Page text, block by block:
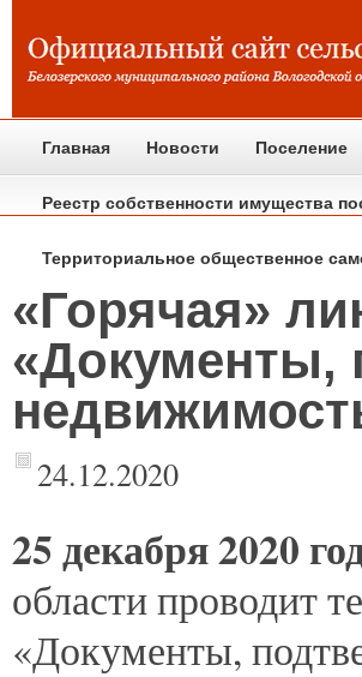
Главная Новости Поселение
Реестр собственности имущества
Территориальное общественное
«Горячая»
«Документы,
24.12.2020
25декабря 2020
области проводит
«Документы,